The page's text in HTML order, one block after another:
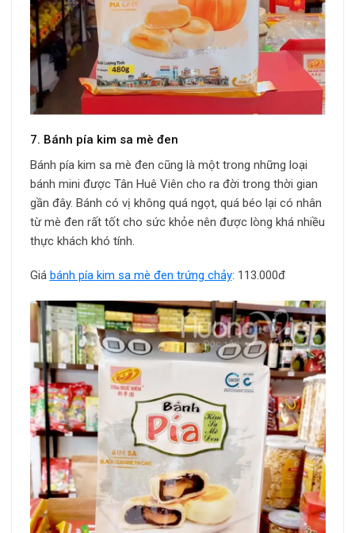
7. Bánh pía kim sa mè đen
Bánh pía kim sa mè đen cũng là một trong những loại
bánh mini được Tân Huê Viên cho ra đời trong thời gian
gần đây. Bánh có vị không quá ngọt, quá béo lại có nhân
từ mè đen rất tốt cho sức khỏe nên được lòng khá nhiều
thực khách khó tính.
Giá bánh pía kim sa mè đen trứng chảy: 113.000đ